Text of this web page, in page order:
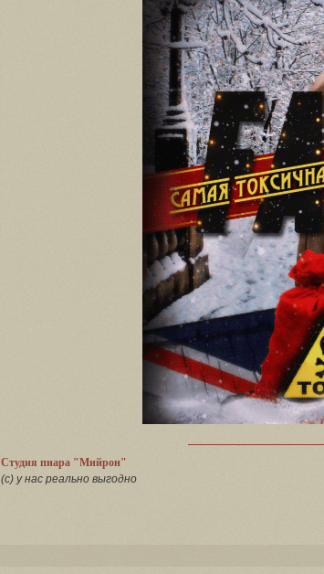
Студия пиара "Мийрон"
(с) у нас реально выгодно